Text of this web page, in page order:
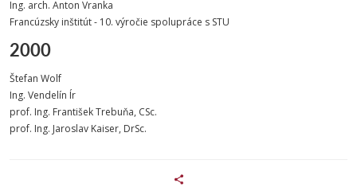
Ing. arch. Anton Vranka
Francúzsky inštitút - 10. výročie spolupráce s STU
2000
Štefan Wolf
Ing. Vendelín Ír
prof. Ing. František Trebuňa, CSc.
prof. Ing. Jaroslav Kaiser, DrSc.